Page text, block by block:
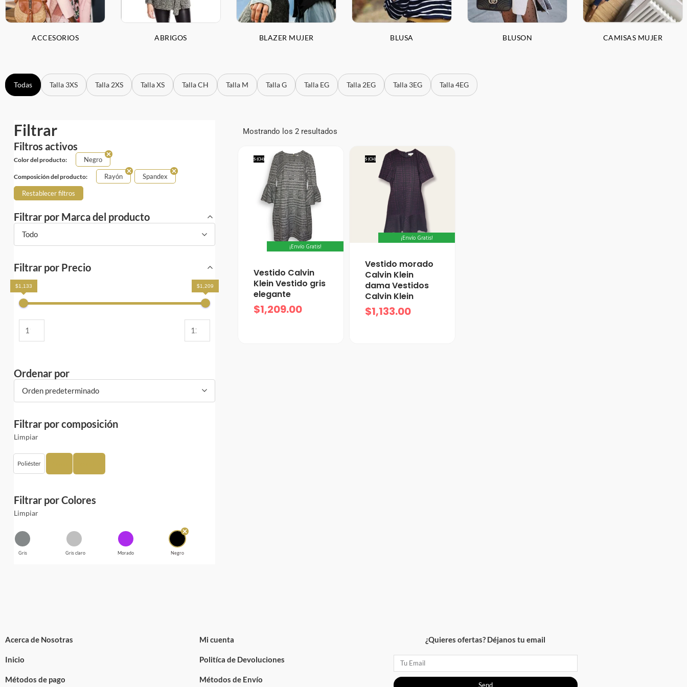
ACCESORIOS ABRIGOS BLAZER MUJER BLUSA BLUSON CAMISAS MUJER
Todas Talla 3XS Talla 2XS Talla XS Talla CH Talla M Talla G Talla EG Talla 2EG Talla 3EG Talla 4EG
Filtrar
Filtros activos
Color del producto: Negro
Composición del producto: Rayón Spandex
Restablecer filtros
Filtrar por Marca del producto
Todo
Filtrar por Precio
$1,133 $1,209
Ordenar por
Orden predeterminado
Filtrar por composición
Limpiar
Poliéster
Filtrar por Colores
Limpiar
Gris Gris claro Morado Negro
Mostrando los 2 resultados
S (CH)
¡Envío Gratis!
Vestido Calvin
Klein Vestido gris
elegante
$1,209.00
S (CH)
¡Envío Gratis!
Vestido morado
Calvin Klein
dama Vestidos
Calvin Klein
$1,133.00
Acerca de Nosotras
Inicio
Métodos de pago
Mi cuenta
Politíca de Devoluciones
Métodos de Envío
¿Quieres ofertas? Déjanos tu email
Email
Send